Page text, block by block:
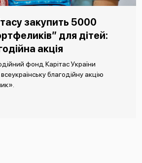
закупить 5000
для дітей:
акція
фонд Карітас України
благодійну акцію